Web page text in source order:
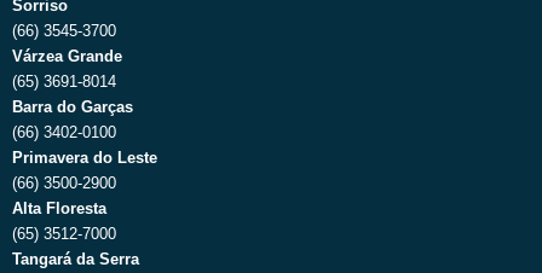
Sorriso
(66) 3545-3700
Várzea Grande
(65) 3691-8014
Barra do Garças
(66) 3402-0100
Primavera do Leste
(66) 3500-2900
Alta Floresta
(65) 3512-7000
Tangará da Serra